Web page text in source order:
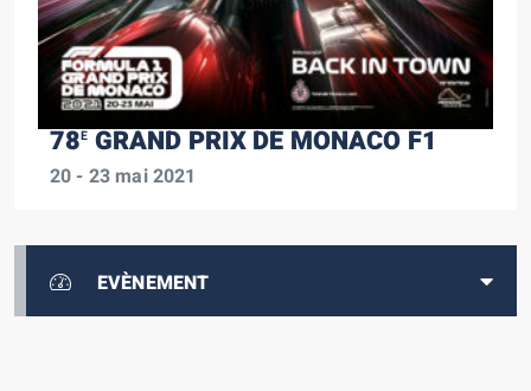
78EGRAND PRIX DE MONACO F1
20 - 23 mai 2021
EVÈNEMENT